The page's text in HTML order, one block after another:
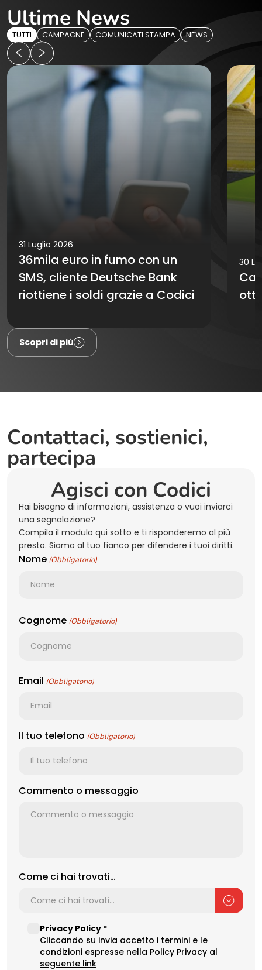
Ultime News
TUTTI CAMPAGNE COMUNICATI STAMPA NEWS
31 Luglio 2026
36mila euro in fumo con un
SMS, cliente Deutsche Bank
riottiene i soldi grazie a Codici
30
Scopri di più
Contattaci, sostienici,
partecipa
Agisci con Codici
Hai bisogno di informazioni, assistenza o vuoi inviarci
una segnalazione?
Compila il modulo qui sotto e ti risponderemo al più
presto. Siamo al tuo fianco per difendere i tuoi diritti.
Nome (Obbligatorio)
Cognome (Obbligatorio)
Email (Obbligatorio)
Il tuo telefono (Obbligatorio)
Commento o messaggio
Come ci hai trovati…
Privacy
Policy
Privacy Policy *
Cliccando su invia accetto i termini e le
condizioni espresse nella Policy Privacy al
seguente link(opens in a new tab)